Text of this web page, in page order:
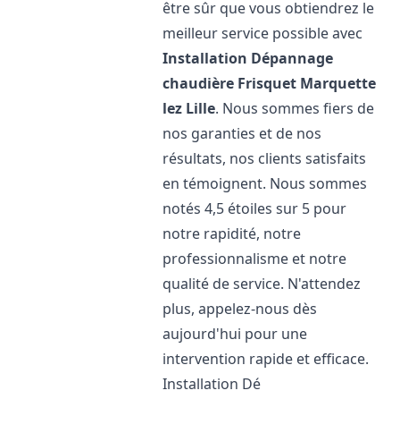
être sûr que vous obtiendrez le
meilleur service possible avec
Installation Dépannage
chaudière Frisquet Marquette
lez Lille. Nous sommes fiers de
nos garanties et de nos
résultats, nos clients satisfaits
en témoignent. Nous sommes
notés 4,5 étoiles sur 5 pour
notre rapidité, notre
professionnalisme et notre
qualité de service. N'attendez
plus, appelez-nous dès
aujourd'hui pour une
intervention rapide et efficace.
Installation Dé